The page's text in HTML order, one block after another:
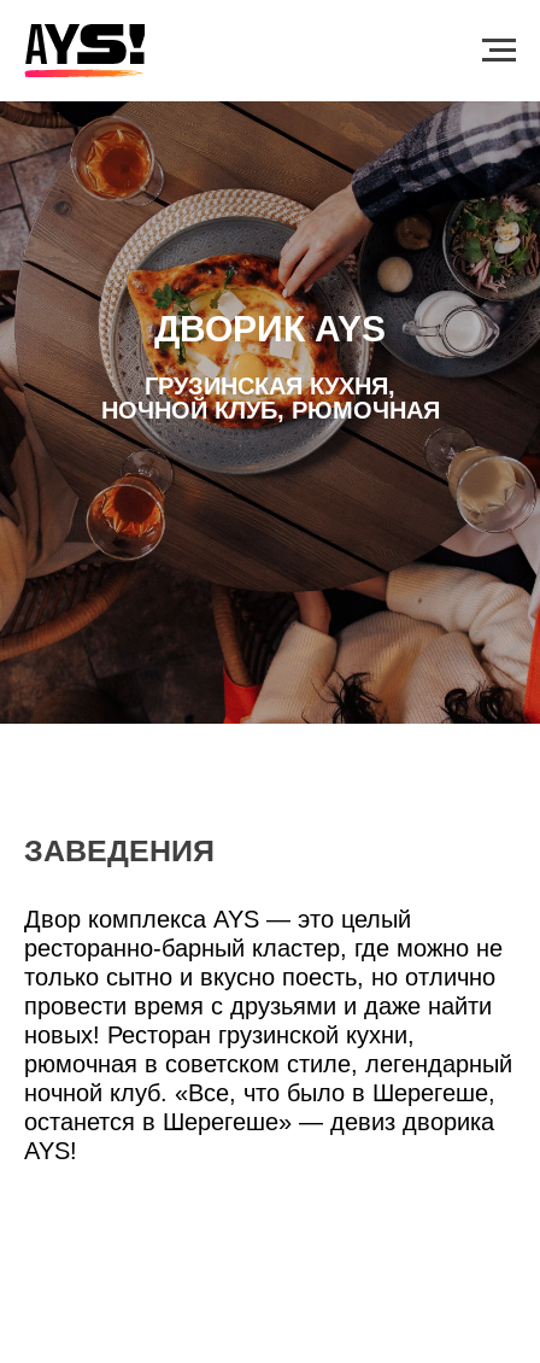
ДВОРИК AYS
ГРУЗИНСКАЯ КУХНЯ,
НОЧНОЙ КЛУБ, РЮМОЧНАЯ
ЗАВЕДЕНИЯ
Двор комплекса AYS — это целый
ресторанно-барный кластер, где можно не
только сытно и вкусно поесть, но отлично
провести время с друзьями и даже найти
новых! Ресторан грузинской кухни,
рюмочная в советском стиле, легендарный
ночной клуб. «Все, что было в Шерегеше,
останется в Шерегеше» — девиз дворика
AYS!